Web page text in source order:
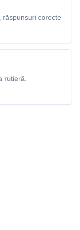
corecte
rutieră.